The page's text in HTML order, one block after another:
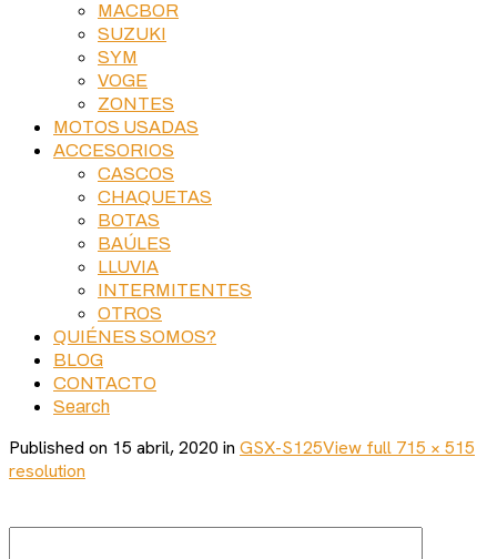
MACBOR
SUZUKI
SYM
VOGE
ZONTES
MOTOS USADAS
ACCESORIOS
CASCOS
CHAQUETAS
BOTAS
BAÚLES
LLUVIA
INTERMITENTES
OTROS
QUIÉNES SOMOS?
BLOG
CONTACTO
Search
Published on 15 abril, 2020 in GSX-S125View full 715 × 515
resolution